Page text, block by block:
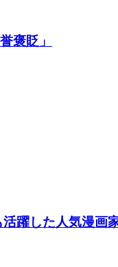
褒貶」
躍した人気漫画